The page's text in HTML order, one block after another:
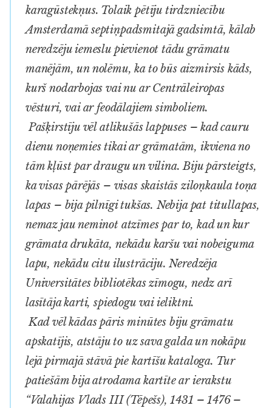
karagūstekņus. Tolaik pētīju tirdzniecību
Amsterdamā septiņpadsmitajā gadsimtā, kālab
neredzēju iemeslu pievienot tādu grāmatu
manējām, un nolēmu, ka to būs aizmirsis kāds,
kurš nodarbojas vai nu ar Centrāleiropas
vēsturi, vai ar feodālajiem simboliem.
Pašķirstīju vēl atlikušās lappuses – kad cauru
dienu noņemies tikai ar grāmatām, ikviena no
tām kļūst par draugu un vilina. Biju pārsteigts,
ka visas pārējās – visas skaistās ziloņkaula toņa
lapas – bija pilnīgi tukšas. Nebija pat titullapas,
nemaz jau neminot atzīmes par to, kad un kur
grāmata drukāta, nekādu karšu vai nobeiguma
lapu, nekādu citu ilustrāciju. Neredzēja
Universitātes bibliotēkas zīmogu, nedz arī
lasītāja karti, spiedogu vai ieliktni.
Kad vēl kādas pāris minūtes biju grāmatu
apskatījis, atstāju to uz sava galda un nokāpu
lejā pirmajā stāvā pie kartīšu kataloga. Tur
patiešām bija atrodama kartīte ar ierakstu
“Valahijas Vlads III (Tēpešs), 1431 – 1476 –